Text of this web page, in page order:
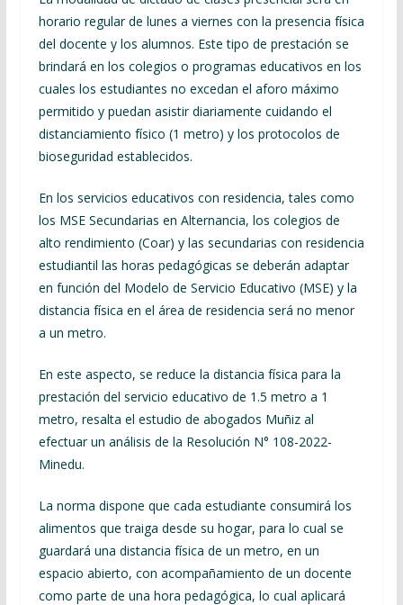
horario regular de lunes a viernes con la presencia física
del docente y los alumnos. Este tipo de prestación se
brindará en los colegios o programas educativos en los
cuales los estudiantes no excedan el aforo máximo
permitido y puedan asistir diariamente cuidando el
distanciamiento físico (1 metro) y los protocolos de
bioseguridad establecidos.
En los servicios educativos con residencia, tales como
los MSE Secundarias en Alternancia, los colegios de
alto rendimiento (Coar) y las secundarias con residencia
estudiantil las horas pedagógicas se deberán adaptar
en función del Modelo de Servicio Educativo (MSE) y la
distancia física en el área de residencia será no menor
a un metro.
En este aspecto, se reduce la distancia física para la
prestación del servicio educativo de 1.5 metro a 1
metro, resalta el estudio de abogados Muñiz al
efectuar un análisis de la Resolución N° 108-2022-
Minedu.
La norma dispone que cada estudiante consumirá los
alimentos que traiga desde su hogar, para lo cual se
guardará una distancia física de un metro, en un
espacio abierto, con acompañamiento de un docente
como parte de una hora pedagógica, lo cual aplicará